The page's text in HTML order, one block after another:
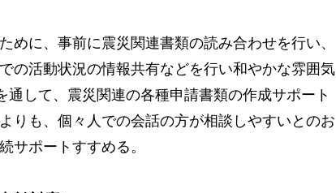
めに、事前に震災関連書類の読み合わせを行い、
の活動状況の情報共有などを行い和やかな雰囲気
して、震災関連の各種申請書類の作成サポート
りも、個々人での会話の方が相談しやすいとのお
サポートすすめる。